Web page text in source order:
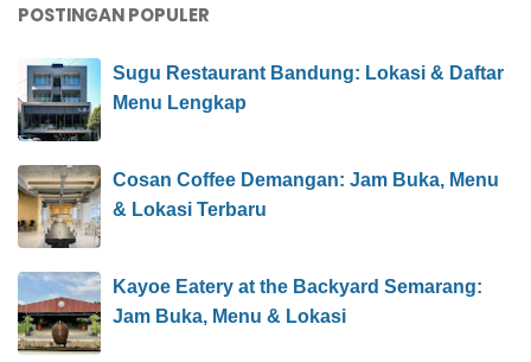
POSTINGAN POPULER
Sugu Restaurant Bandung: Lokasi & Daftar
Menu Lengkap
Cosan Coffee Demangan: Jam Buka, Menu
& Lokasi Terbaru
Kayoe Eatery at the Backyard Semarang:
Jam Buka, Menu & Lokasi